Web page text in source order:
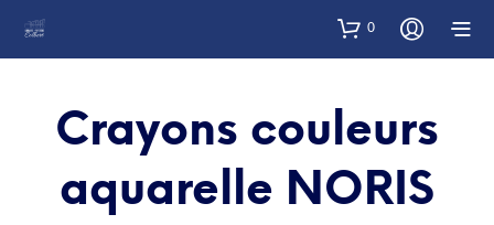
0
Crayons couleurs
aquarelle NORIS